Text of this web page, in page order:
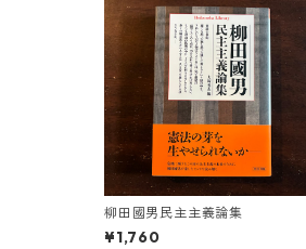
柳田國男民主主義論集
¥1,760